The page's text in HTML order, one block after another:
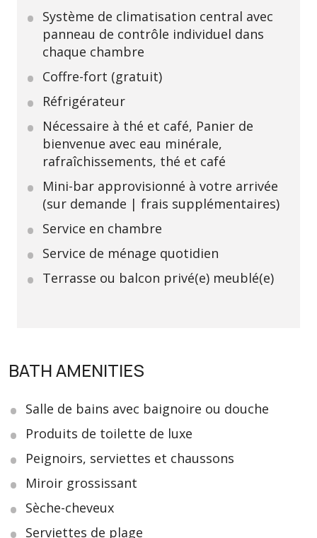
Système de climatisation central avec
panneau de contrôle individuel dans
chaque chambre
Coffre-fort (gratuit)
Réfrigérateur
Nécessaire à thé et café, Panier de
bienvenue avec eau minérale,
rafraîchissements, thé et café
Mini-bar approvisionné à votre arrivée
(sur demande | frais supplémentaires)
Service en chambre
Service de ménage quotidien
Terrasse ou balcon privé(e) meublé(e)
BATH AMENITIES
Salle de bains avec baignoire ou douche
Produits de toilette de luxe
Peignoirs, serviettes et chaussons
Miroir grossissant
Sèche-cheveux
Serviettes de plage